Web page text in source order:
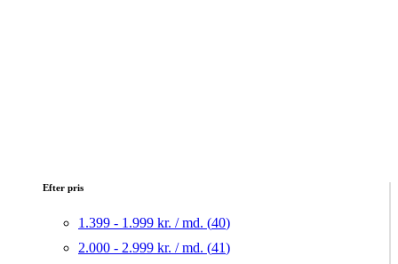
Efter pris
1.399 - 1.999 kr. / md. (40)
2.000 - 2.999 kr. / md. (41)